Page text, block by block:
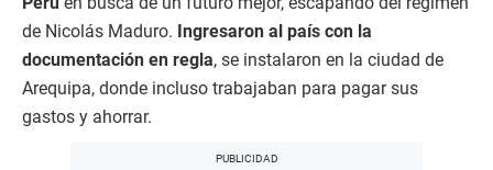
de Nicolás Maduro. Ingresaron al país con la
documentación en regla, se instalaron en la ciudad de
Arequipa, donde incluso trabajaban para pagar sus
gastos y ahorrar.